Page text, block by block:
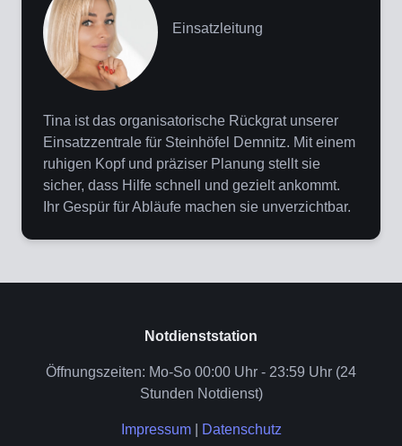
Einsatzleitung
Tina ist das organisatorische Rückgrat unserer
Einsatzzentrale für Steinhöfel Demnitz. Mit einem
ruhigen Kopf und präziser Planung stellt sie
sicher, dass Hilfe schnell und gezielt ankommt.
Ihr Gespür für Abläufe machen sie unverzichtbar.
Notdienststation
Öffnungszeiten: Mo-So 00:00 Uhr - 23:59 Uhr (24
Stunden Notdienst)
Impressum| Datenschutz